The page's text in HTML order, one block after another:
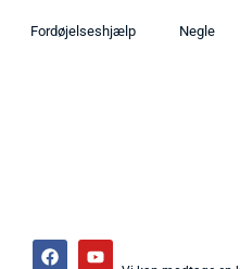
Fordøjelseshjælp Negle